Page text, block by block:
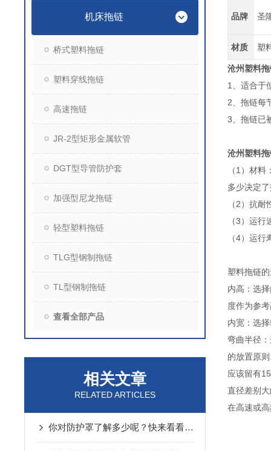
机床拖链
桥式塑料拖链
塑料穿线拖链
高速拖链
JR-2型矩形金属软管
DGT型导管防护套
加强型尼龙拖链
轻型塑料拖链
TLG型钢制拖链
TL型钢制拖链
查看全部产品
相关文章
RELATED ARTICLES
你对防护罩了解多少呢？快来看看吧！
品牌 圣
材质 塑
沧州塑料
1、适合于
2、拖链每
3、拖链已
沧州塑料
（1）材
多少决定
（2）抗
（3）运
（4）运
塑料拖
内高：选
度作为
内宽：选
弯曲半径
的放置
应该留有
直径差别
在高速或